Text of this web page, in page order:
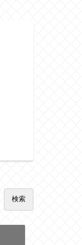
検索